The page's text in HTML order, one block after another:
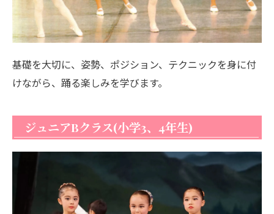
基礎を大切に、姿勢、ポジション、テクニックを身に付
けながら、踊る楽しみを学びます。
ジュニアBクラス(小学3、4年生)